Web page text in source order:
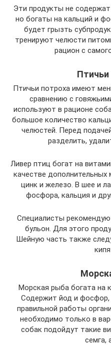
Эти продукты не
но богаты на кальций и
будет грызть
тренируют челюсти
рацион с
Птичьи
Птичьи потроха имеют
сравнению с
используют в рационе
большое количество
челюстей. Перед
разделить,
Ливер птиц богат на
качестве
цинк и железо. В шее и
фосфора, кальция и
Специалисты
бульон. Для этого
Шейную часть также
Морская рыба богата на
Содержит йод и
правильной работы
необходимо только в
собак подойдут такие
семга,